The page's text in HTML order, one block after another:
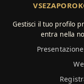
Gestisci il tuo profilo
entra nella